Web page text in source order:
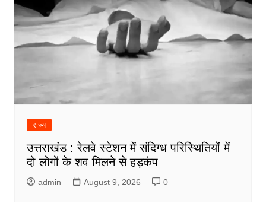
राज्य
उत्तराखंड : रेलवे स्टेशन में संदिग्ध परिस्थितियों में
दो लोगों के शव मिलने से हड़कंप
admin August 9, 2026 0